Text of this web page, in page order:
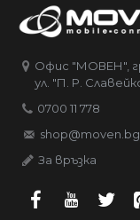
Офис "МОВЕН",
ул. "П. Р.
0700 11 778
shop@moven.bg
За връзка